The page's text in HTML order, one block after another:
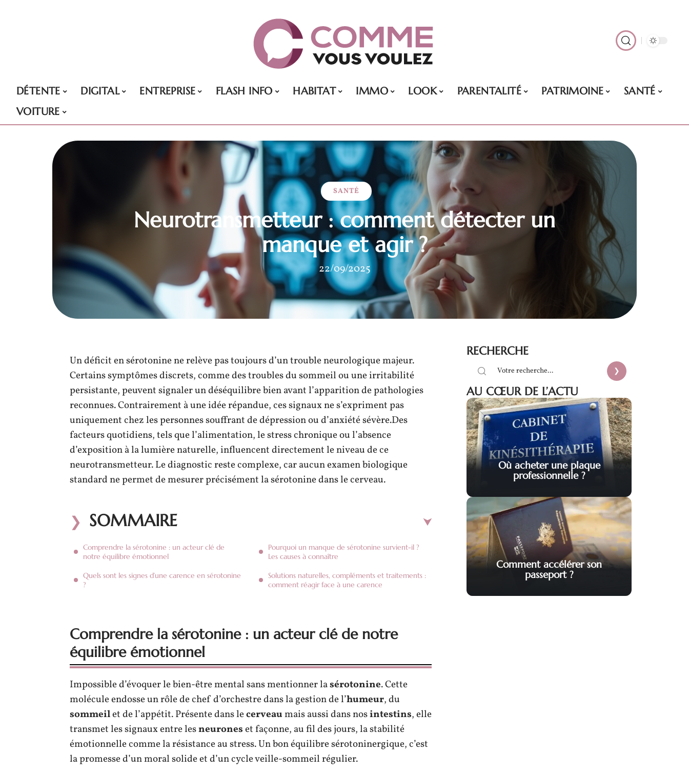
DÉTENTE DIGITAL ENTREPRISE FLASH INFO HABITAT IMMO LOOK PARENTALITÉ PATRIMOINE
SANTÉ
VOITURE
SANTÉ
Neurotransmetteur : comment détecter un
manque et agir ?
22/09/2025
Un déficit en sérotonine ne relève pas toujours d’un trouble neurologique majeur.
Certains symptômes discrets, comme des troubles du sommeil ou une irritabilité
persistante, peuvent signaler un déséquilibre bien avant l’apparition de pathologies
reconnues. Contrairement à une idée répandue, ces signaux ne s’expriment pas
uniquement chez les personnes souffrant de dépression ou d’anxiété sévère.Des
facteurs quotidiens, tels que l’alimentation, le stress chronique ou l’absence
d’exposition à la lumière naturelle, influencent directement le niveau de ce
neurotransmetteur. Le diagnostic reste complexe, car aucun examen biologique
standard ne permet de mesurer précisément la sérotonine dans le cerveau.
SOMMAIRE
Comprendre la sérotonine : un acteur clé de
notre équilibre émotionnel
Quels sont les signes d’une carence en sérotonine
?
Pourquoi un manque de sérotonine survient-il ?
Les causes à connaître
Solutions naturelles, compléments et traitements :
comment réagir face à une carence
Comprendre la sérotonine : un acteur clé de notre
équilibre émotionnel
Impossible d’évoquer le bien-être mental sans mentionner lasérotonine. Cette
molécule endosse un rôle de chef d’orchestre dans la gestion de l’humeur, du
sommeilet de l’appétit. Présente dans lecerveaumais aussi dans nosintestins, elle
transmet les signaux entre lesneuroneset façonne, au fil des jours, la stabilité
émotionnelle comme la résistance au stress. Un bon équilibre sérotoninergique, c’est
la promesse d’un moral solide et d’un cycle veille-sommeil régulier.
RECHERCHE
AU CŒUR DE L’ACTU
Où acheter une plaque
professionnelle ?
Comment accélérer son
passeport ?